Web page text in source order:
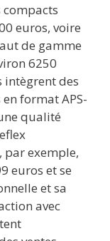
compacts
euros, voire
de gamme
6250
intègrent des
format APS-
qualité
par exemple,
euros et se
et sa
avec